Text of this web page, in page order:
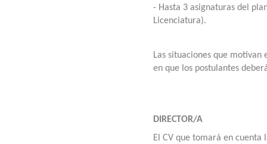
- Hasta 3 asignaturas del
Licenciatura).
Las situaciones que
en que los postulantes
DIRECTOR/A
El CV que tomará en cuenta